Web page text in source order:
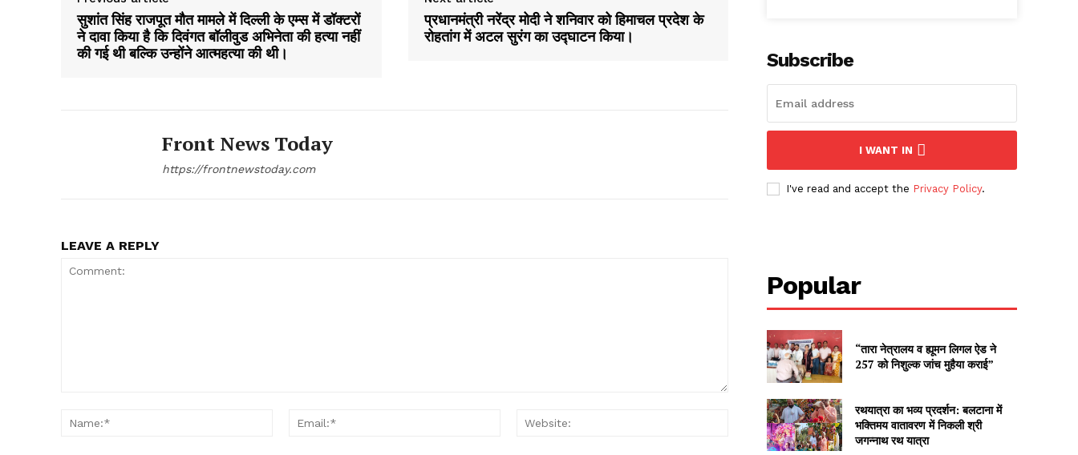
सुशांत सिंह राजपूत मौत मामले में दिल्ली के एम्स में डॉक्टरों
ने दावा किया है कि दिवंगत बॉलीवुड अभिनेता की हत्या नहीं
की गई थी बल्कि उन्होंने आत्महत्या की थी।
प्रधानमंत्री नरेंद्र मोदी ने शनिवार को हिमाचल प्रदेश के
रोहतांग में अटल सुरंग का उद्घाटन किया।
Front News Today
https://frontnewstoday.com
LEAVE A REPLY
Name:*
Email:* Website:
Subscribe
I WANT IN
I've read and accept the Privacy Policy.
Popular
“तारा नेत्रालय व ह्यूमन लिगल ऐड ने
257 को निशुल्क जांच मुहैया कराई”
रथयात्रा का भव्य प्रदर्शन: बलटाना में
भक्तिमय वातावरण में निकली श्री
जगन्नाथ रथ यात्रा